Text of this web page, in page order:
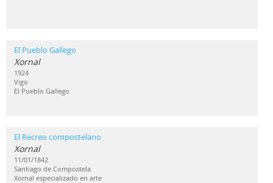
El Pueblo Gallego
Xornal
1924
Vigo
El Pueblo Gallego
El Recreo compostelano
Xornal
11/01/1842
Santiago de Compostela
Xornal especializado en arte